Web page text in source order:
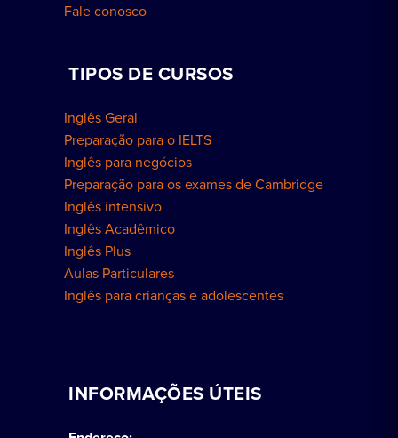
Fale conosco
TIPOS DE CURSOS
Inglês Geral
Preparação para o IELTS
Inglês para negócios
Preparação para os exames de Cambridge
Inglês intensivo
Inglês Acadêmico
Inglês Plus
Aulas Particulares
Inglês para crianças e adolescentes
INFORMAÇÕES ÚTEIS